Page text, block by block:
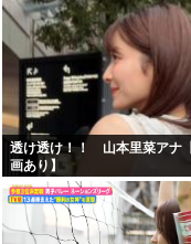
透け透け！！ 山本里菜アナ
画あり】